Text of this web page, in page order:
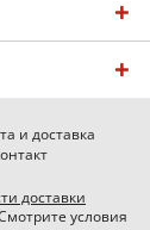
и доставка
доставки
условия